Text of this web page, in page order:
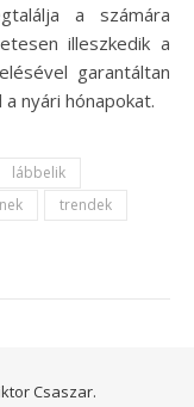
a számára
illeszkedik a
garantáltan
nyári hónapokat.
lábbelik
trendek
Csaszar.